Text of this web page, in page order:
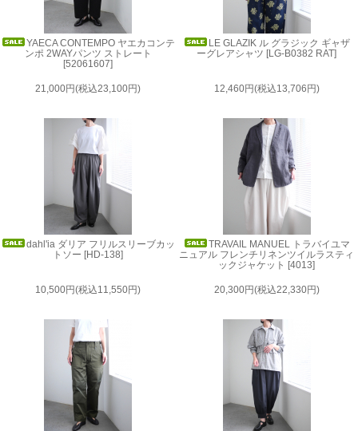
YAECA CONTEMPO ヤエカコンテ
ンポ 2WAYパンツ ストレート
[52061607]
21,000円(税込23,100円)
LE GLAZIK ル グラジック ギャザ
ーグレアシャツ [LG-B0382 RAT]
12,460円(税込13,706円)
dahl'ia ダリア フリルスリーブカッ
トソー [HD-138]
10,500円(税込11,550円)
TRAVAIL MANUEL トラバイユマ
ニュアル フレンチリネンツイルラスティ
ックジャケット [4013]
20,300円(税込22,330円)